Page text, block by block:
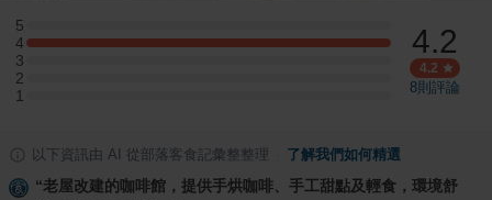
5
5 星：0 則評論
4
4 星：2 則評論
3
3 星：0 則評論
2
2 星：0 則評論
1
1 星：0 則評論
4.2
4.2
8則評論
以下資訊由 AI 從部落客食記彙整整理 了解我們如何精選
“老屋改建的咖啡館，提供手烘咖啡、手工甜點及輕食，環境舒